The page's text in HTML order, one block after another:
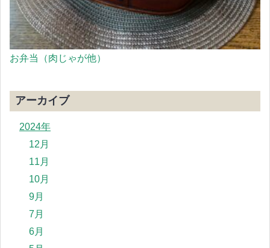
お弁当（肉じゃが他）
アーカイブ
2024年
12月
11月
10月
9月
7月
6月